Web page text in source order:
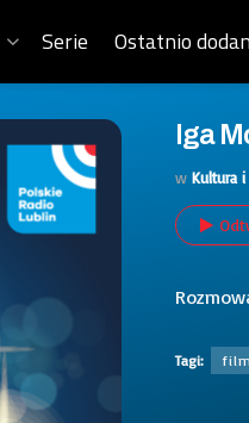
Serie Ostatnio
Iga
w Kultura
Tagi: film